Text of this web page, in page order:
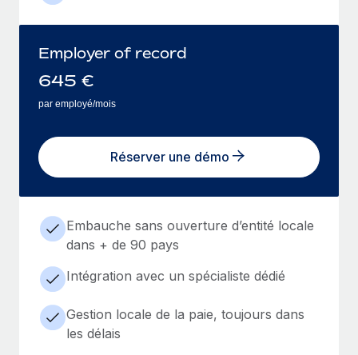
Employer of record
645 €
par employé/mois
Réserver une démo
Embauche sans ouverture d’entité locale
dans + de 90 pays
Intégration avec un spécialiste dédié
Gestion locale de la paie, toujours dans
les délais